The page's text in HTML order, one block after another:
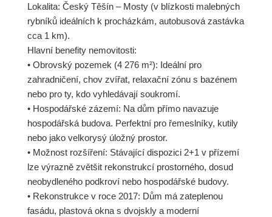
Lokalita: Český Těšín – Mosty (v blízkosti malebných
rybníků ideálních k procházkám, autobusová zastávka
cca 1 km).
Hlavní benefity nemovitosti:
• Obrovský pozemek (4 276 m²): Ideální pro
zahradničení, chov zvířat, relaxační zónu s bazénem
nebo pro ty, kdo vyhledávají soukromí.
• Hospodářské zázemí: Na dům přímo navazuje
hospodářská budova. Perfektní pro řemeslníky, kutily
nebo jako velkorysý úložný prostor.
• Možnost rozšíření: Stávající dispozici 2+1 v přízemí
lze výrazně zvětšit rekonstrukcí prostorného, dosud
neobydleného podkroví nebo hospodářské budovy.
• Rekonstrukce v roce 2017: Dům má zateplenou
fasádu, plastová okna s dvojskly a moderní